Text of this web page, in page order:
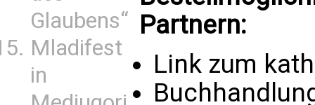
Glaubens“
Mladifest
in
Partnern:
Link zum